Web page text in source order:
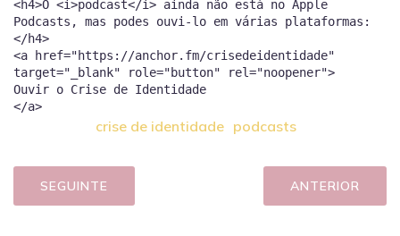
<h4>O <i>podcast</i> ainda não está no Apple
Podcasts, mas podes ouvi-lo em várias plataformas:
</h4>
<a href="https://anchor.fm/crisedeidentidade"
target="_blank" role="button" rel="noopener">
Ouvir o Crise de Identidade
crise de identidade podcasts
SEGUINTE ANTERIOR